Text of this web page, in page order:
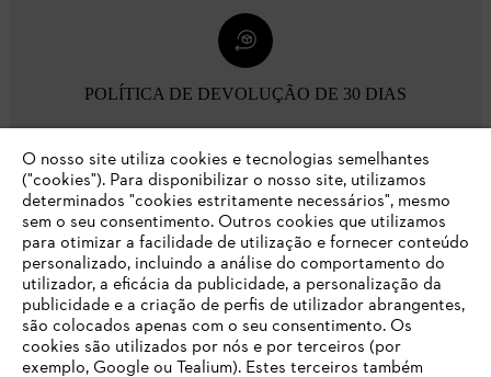
POLÍTICA DE DEVOLUÇÃO DE 30 DIAS
Opções de pagamento
Empresa
O nosso site utiliza cookies e tecnologias semelhantes
("cookies"). Para disponibilizar o nosso site, utilizamos
determinados "cookies estritamente necessários", mesmo
sem o seu consentimento. Outros cookies que utilizamos
para otimizar a facilidade de utilização e fornecer conteúdo
personalizado, incluindo a análise do comportamento do
utilizador, a eficácia da publicidade, a personalização da
publicidade e a criação de perfis de utilizador abrangentes,
são colocados apenas com o seu consentimento. Os
cookies são utilizados por nós e por terceiros (por
exemplo, Google ou Tealium). Estes terceiros também